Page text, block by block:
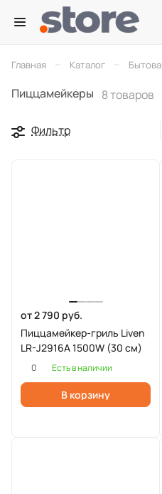
Главная Каталог
Пиццамейкеры 8 товаров
Фильтр
от 2 790 руб.
Пиццамейкер-гриль Liven
LR-J2916A 1500W (30 см)
0 Есть в наличии
В корзину